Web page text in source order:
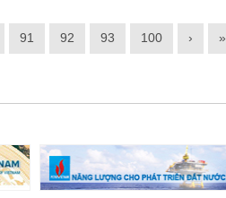
91 92 93 100 › »